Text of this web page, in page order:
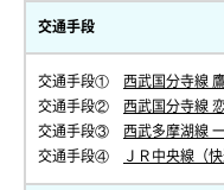
交通手段
交通手段① 西武国分寺線
交通手段② 西武国分寺線
交通手段③ 西武多摩湖線
交通手段④
ＪＲ中央線（